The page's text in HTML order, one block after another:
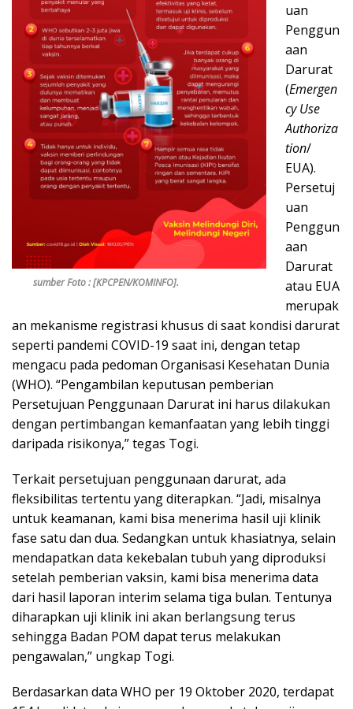
sumber Foto : [KPCPEN/KOMINFO].
uan
Penggun
aan
Darurat
(Emergen
cy Use
Authoriza
tion/
EUA).
Persetuj
uan
Penggun
aan
Darurat
atau EUA
merupak
an mekanisme registrasi khusus di saat kondisi darurat
seperti pandemi COVID-19 saat ini, dengan tetap
mengacu pada pedoman Organisasi Kesehatan Dunia
(WHO). “Pengambilan keputusan pemberian
Persetujuan Penggunaan Darurat ini harus dilakukan
dengan pertimbangan kemanfaatan yang lebih tinggi
daripada risikonya,” tegas Togi.
Terkait persetujuan penggunaan darurat, ada
fleksibilitas tertentu yang diterapkan. “Jadi, misalnya
untuk keamanan, kami bisa menerima hasil uji klinik
fase satu dan dua. Sedangkan untuk khasiatnya, selain
mendapatkan data kekebalan tubuh yang diproduksi
setelah pemberian vaksin, kami bisa menerima data
dari hasil laporan interim selama tiga bulan. Tentunya
diharapkan uji klinik ini akan berlangsung terus
sehingga Badan POM dapat terus melakukan
pengawalan,” ungkap Togi.
Berdasarkan data WHO per 19 Oktober 2020, terdapat